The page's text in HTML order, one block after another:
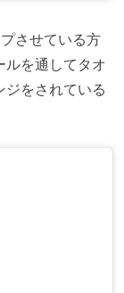
させている方
ルを通してタオ
をされている